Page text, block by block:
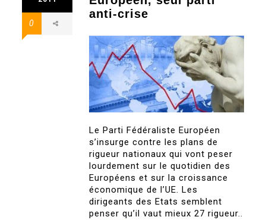
0
anti-crise
Le Parti Fédéraliste Européen
s’insurge contre les plans de
rigueur nationaux qui vont peser
lourdement sur le quotidien des
Européens et sur la croissance
économique de l’UE. Les
dirigeants des Etats semblent
penser qu’il vaut mieux 27 rigueur..